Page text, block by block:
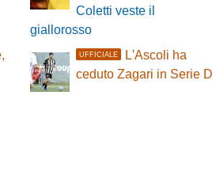
Coletti veste il
giallorosso
UFFICIALE
L'Ascoli ha
ceduto Zagari in Serie D